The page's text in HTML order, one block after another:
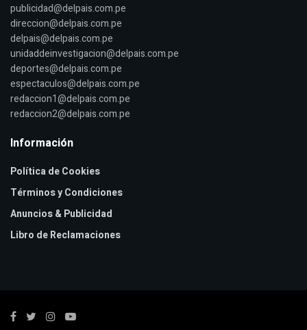
publicidad@delpais.com.pe
direccion@delpais.com.pe
delpais@delpais.com.pe
unidaddeinvestigacion@delpais.com.pe
deportes@delpais.com.pe
espectaculos@delpais.com.pe
redaccion1@delpais.com.pe
redaccion2@delpais.com.pe
Información
Política de Cookies
Términos y Condiciones
Anuncios & Publicidad
Libro de Reclamaciones